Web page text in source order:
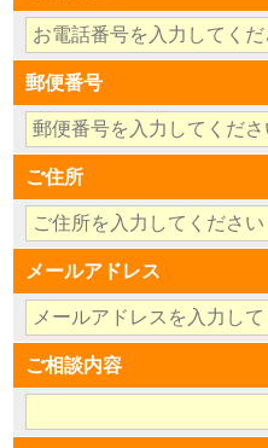
郵便番号
ご住所
メールアドレス
ご相談内容